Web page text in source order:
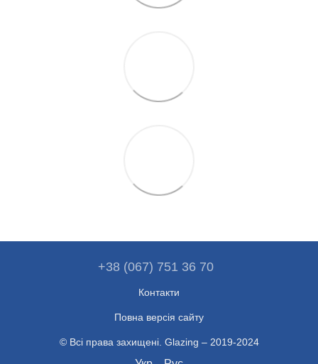
+38 (067) 751 36 70
Контакти
Повна версія сайту
© Всі права захищені. Glazing – 2019-2024